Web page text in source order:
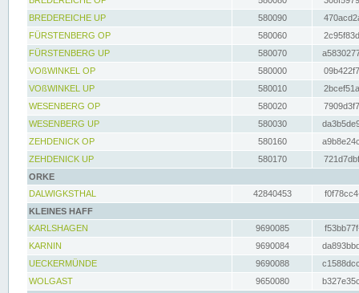
BREDEREICHE UP
580090
FÜRSTENBERG OP
580060
FÜRSTENBERG UP
580070
VOßWINKEL OP
580000
VOßWINKEL UP
580010
WESENBERG OP
580020
WESENBERG UP
580030
ZEHDENICK OP
580160
ZEHDENICK UP
580170
ORKE
DALWIGKSTHAL
42840453
KLEINES HAFF
KARLSHAGEN
9690085
KARNIN
9690084
UECKERMÜNDE
9690088
WOLGAST
9650080